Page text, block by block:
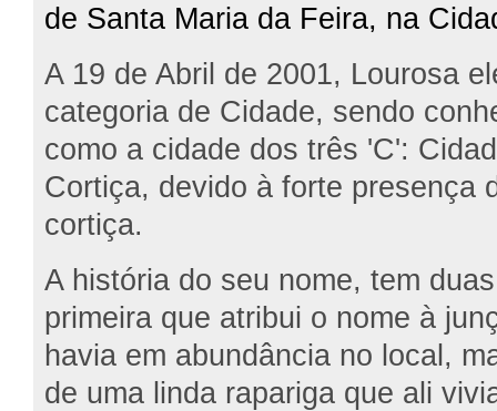
de Santa Maria da Feira, na
A 19 de Abril de 2001, Lourosa
categoria de Cidade, sendo
como a cidade dos três 'C':
Cortiça, devido à forte presença
cortiça.
A história do seu nome, tem
primeira que atribui o nome à
havia em abundância no local,
de uma linda rapariga que ali